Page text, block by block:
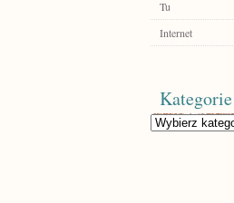
Tu
Internet
Kategorie
Kategorie